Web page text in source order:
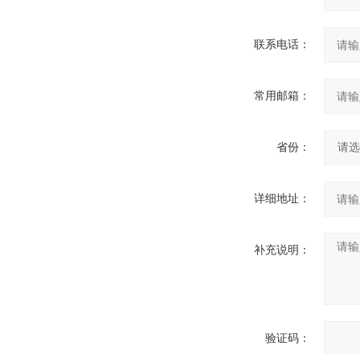
联系电话：
常用邮箱：
省份：
详细地址：
补充说明：
验证码：